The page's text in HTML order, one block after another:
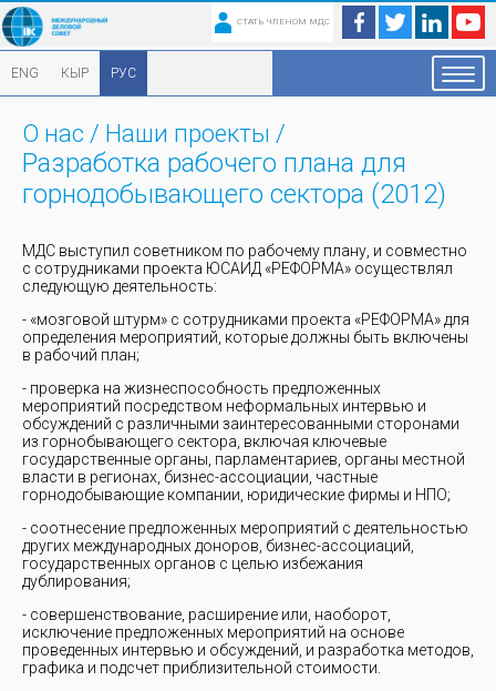
СТАТЬ ЧЛЕНОМ МДС
ENG КЫР РУС
О нас / Наши проекты /
Разработка рабочего плана для
горнодобывающего сектора (2012)
МДС выступил советником по рабочему плану, и совместно
с сотрудниками проекта ЮСАИД «РЕФОРМА» осуществлял
следующую деятельность:
- «мозговой штурм» с сотрудниками проекта «РЕФОРМА» для
определения мероприятий, которые должны быть включены
в рабочий план;
- проверка на жизнеспособность предложенных
мероприятий посредством неформальных интервью и
обсуждений с различными заинтересованными сторонами
из горнобывающего сектора, включая ключевые
государственные органы, парламентариев, органы местной
власти в регионах, бизнес-ассоциации, частные
горнодобывающие компании, юридические фирмы и НПО;
- соотнесение предложенных мероприятий с деятельностью
других международных доноров, бизнес-ассоциаций,
государственных органов с целью избежания
дублирования;
- совершенствование, расширение или, наоборот,
исключение предложенных мероприятий на основе
проведенных интервью и обсуждений, и разработка методов,
графика и подсчет приблизительной стоимости.